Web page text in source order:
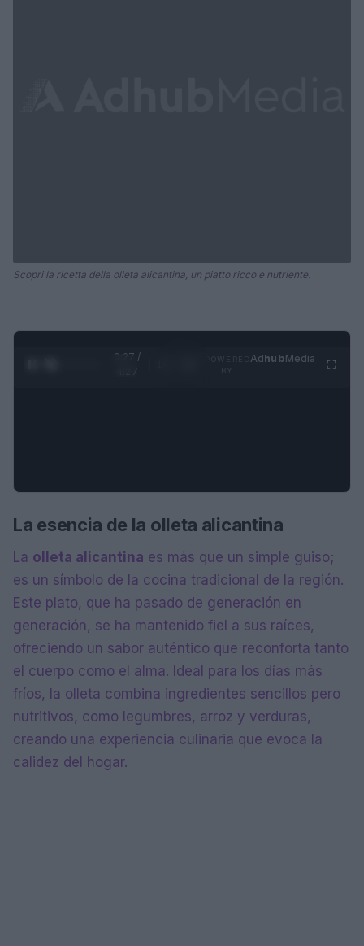
Scopri la ricetta della olleta alicantina, un piatto ricco e nutriente.
0:28 /
AdhubMedia
La esencia de la olleta alicantina
La olleta alicantina es más que un simple guiso;
es un símbolo de la cocina tradicional de la región.
Este plato, que ha pasado de generación en
generación, se ha mantenido fiel a sus raíces,
ofreciendo un sabor auténtico que reconforta tanto
el cuerpo como el alma. Ideal para los días más
fríos, la olleta combina ingredientes sencillos pero
nutritivos, como legumbres, arroz y verduras,
creando una experiencia culinaria que evoca la
calidez del hogar.